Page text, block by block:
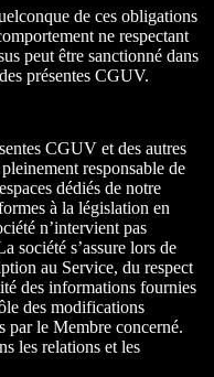
de ces obligations
ne respectant
peut être sanctionné dans
présentes CGUV.
CGUV et des autres
responsable de
dédiés de notre
à la législation en
n’intervient pas
société s’assure lors de
au Service, du respect
des informations fournies
des modifications
par le Membre concerné.
les relations et les